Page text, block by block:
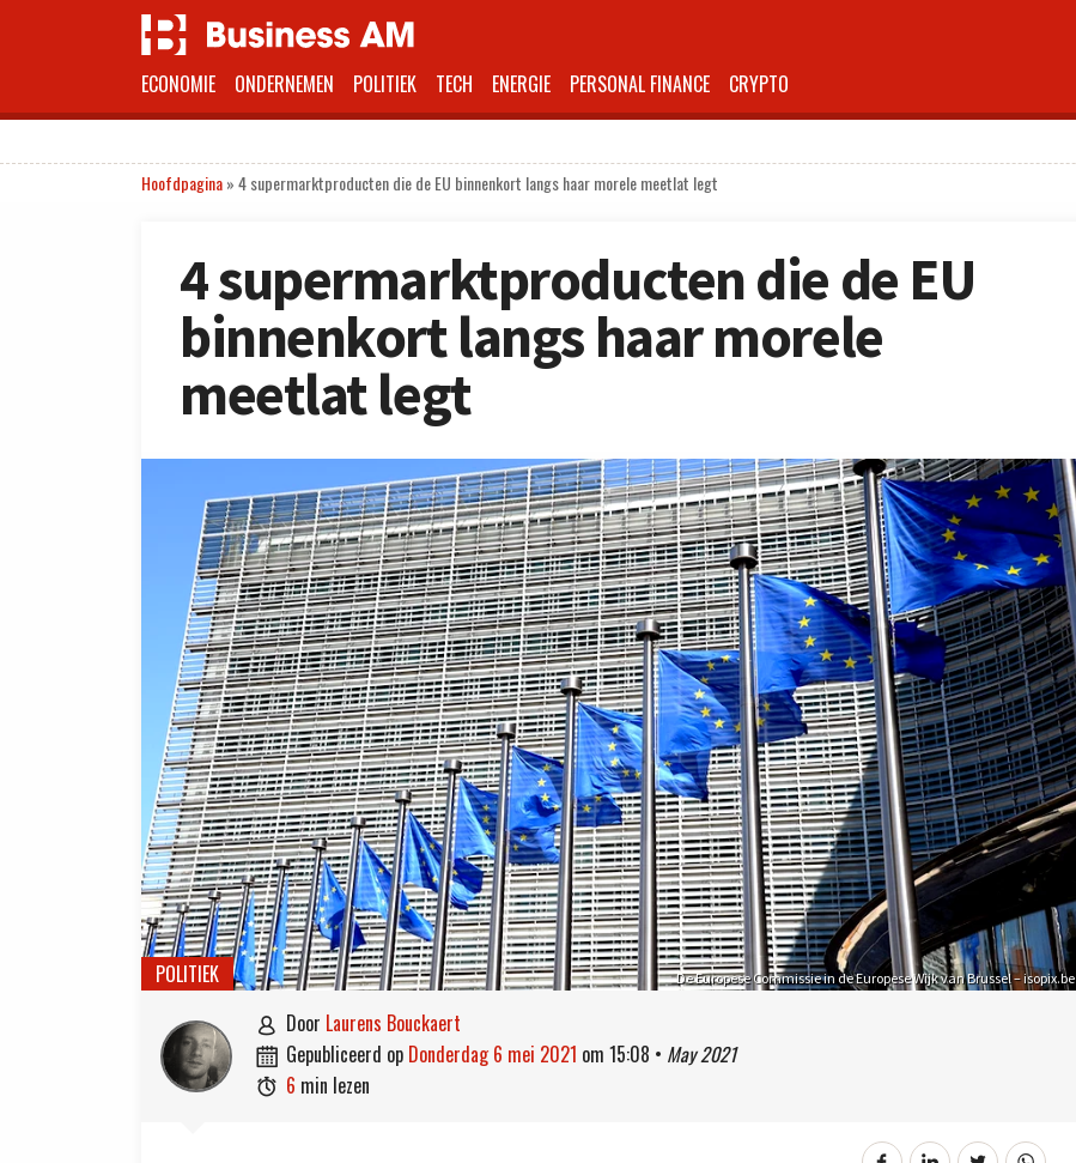
ECONOMIE ONDERNEMEN POLITIEK TECH ENERGIE PERSONAL FINANCE CRYPTO
Hoofdpagina»4 supermarktproducten die de EU binnenkort langs haar morele meetlat legt
4 supermarktproducten die de EU
binnenkort langs haar morele
meetlat legt
De Europese Commissie in de Europese Wijk van Brussel – isopix.be
POLITIEK
 door Laurens Bouckaert
 gepubliceerd op donderdag 6 mei 2021 om 15:08 • May 2021
 6 min lezen